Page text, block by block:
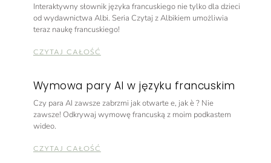
Interaktywny słownik języka francuskiego nie tylko dla dzieci
od wydawnictwa Albi. Seria Czytaj z Albikiem umożliwia
teraz naukę francuskiego!
CZYTAJ CAŁOŚĆ
Wymowa pary AI w języku francuskim
Czy para AI zawsze zabrzmi jak otwarte e, jak è ? Nie
zawsze! Odkrywaj wymowę francuską z moim podkastem
wideo.
CZYTAJ CAŁOŚĆ